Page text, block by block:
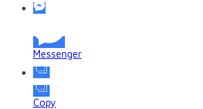
Messenger
Copy